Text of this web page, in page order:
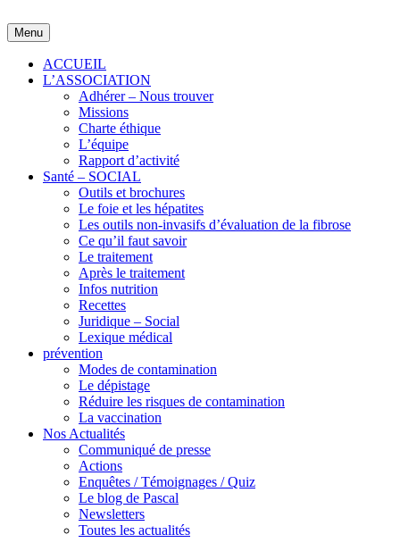
to
content
Menu
ACCUEIL
L’ASSOCIATION
Adhérer – Nous trouver
Missions
Charte éthique
L’équipe
Rapport d’activité
Santé – SOCIAL
Outils et brochures
Le foie et les hépatites
Les outils non-invasifs d’évaluation de la fibrose
Ce qu’il faut savoir
Le traitement
Après le traitement
Infos nutrition
Recettes
Juridique – Social
Lexique médical
prévention
Modes de contamination
Le dépistage
Réduire les risques de contamination
La vaccination
Nos Actualités
Communiqué de presse
Actions
Enquêtes / Témoignages / Quiz
Le blog de Pascal
Newsletters
Toutes les actualités